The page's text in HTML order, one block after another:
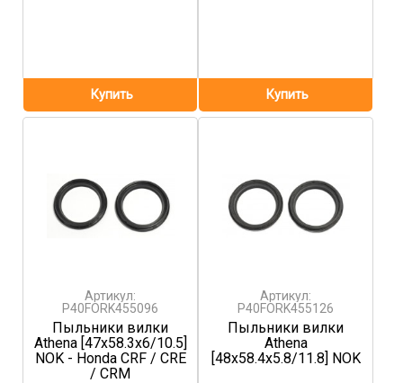
Артикул:
P40FORK455096
Пыльники вилки
Athena [47x58.3x6/10.5]
NOK - Honda CRF / CRE
/ CRM
Артикул:
P40FORK455126
Пыльники вилки
Athena
[48x58.4x5.8/11.8] NOK